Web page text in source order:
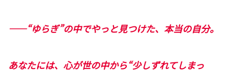
――“ゆらぎ”の中でやっと見つけた、本当の自分。
あなたには、心が世の中から“少しずれてしまっ